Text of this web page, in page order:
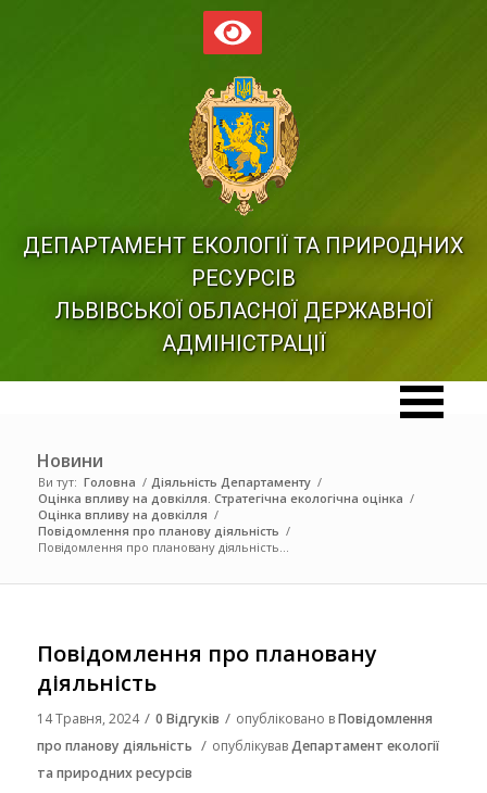
ДЕПАРТАМЕНТ ЕКОЛОГІЇ ТА ПРИРОДНИХ
РЕСУРСІВ
ЛЬВІВСЬКОЇ ОБЛАСНОЇ ДЕРЖАВНОЇ
АДМІНІСТРАЦІЇ
Новини
Ви тут: Головна / Діяльність Департаменту /
Оцінка впливу на довкілля. Стратегічна екологічна оцінка /
Оцінка впливу на довкілля /
Повідомлення про планову діяльність /
Повідомлення про плановану діяльність...
Повідомлення про плановану
діяльність
14 Травня, 2024 / 0 Відгуків / опубліковано вПовідомлення
про планову діяльність / опублікувавДепартамент екології
та природних ресурсів